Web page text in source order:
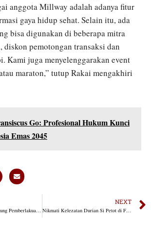
anggota Millway adalah adanya fitur
gaya hidup sehat. Selain itu, ada
bisa digunakan di beberapa mitra
diskon pemotongan transaksi dan
Kami juga menyelenggarakan event
maraton,” tutup Rakai mengakhiri
Go: Profesional Hukum Kunci
Emas 2045
Fransiscus Go Mendukung Pemberlakuan Kembali Ujian Nasional
NEXT
Nikmati Kelezatan Durian Si Petot di Festival Durian 2025 Jakarta